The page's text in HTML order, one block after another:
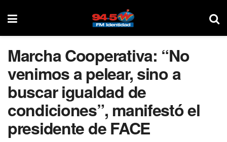
Marcha Cooperativa: “No
venimos a pelear, sino a
buscar igualdad de
condiciones”, manifestó el
presidente de FACE